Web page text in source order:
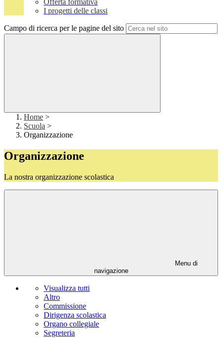
Offerta formativa
I progetti delle classi
Campo di ricerca per le pagine del sito
Home >
Scuola >
Organizzazione
Organizzazione
La nostra organizzazione scolastica
Menu di
navigazione
Visualizza tutti
Altro
Commissione
Dirigenza scolastica
Organo collegiale
Segreteria